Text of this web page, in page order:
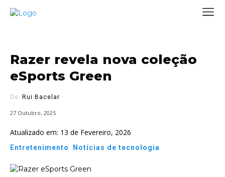
Razer revela nova coleção
eSports Green
De: Rui Bacelar
27 Outubro, 2025
Atualizado em: 13 de Fevereiro, 2026
Entretenimento Notícias de tecnologia